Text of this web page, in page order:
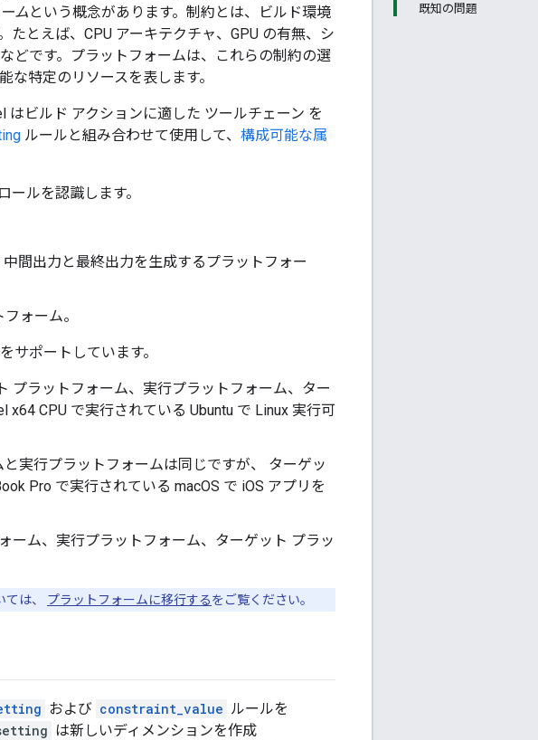
既知の問題
ム という概念があります。制約とは、ビルド環境
とえば、CPU アーキテクチャ、GPU の有無、シ
どです。プラットフォームは、これらの制約の選
特定のリソースを表します。
ビルド アクションに適した ツールチェーン を
ルールと組み合わせて使用して、 構成可能な属
ルを認識します。
間出力と最終出力を生成するプラットフォー
ォーム。
サポートしています。
プラットフォーム、実行プラットフォーム、ター
CPU で実行されている Ubuntu で Linux 実行可
実行プラットフォームは同じですが、 ターゲッ
Pro で実行されている macOS で iOS アプリを
ーム、実行プラットフォーム、ターゲット プラッ
は、 プラットフォームに移行するをご覧ください。
および constraint_value ルールを
は新しいディメンションを作成